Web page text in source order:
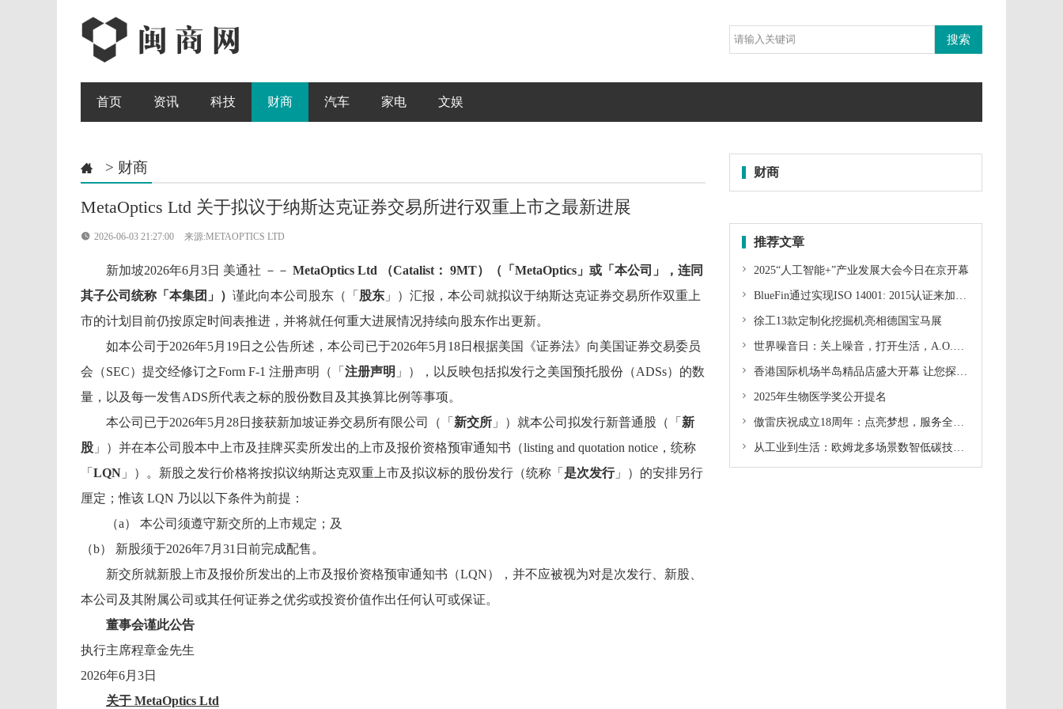
首页 资讯 科技 财商 汽车 家电 文娱
 > 财商
MetaOptics Ltd 关于拟议于纳斯达克证券交易所进行双重上市之最新进展
 2026-06-03 21:27:00 来源:METAOPTICS LTD
新加坡2026年6月3日 美通社 －－ MetaOptics Ltd （Catalist： 9MT） （「 MetaOptics 」或「本公司」，连同
其子公司统称「本集团」） 谨此向本公司股东（「 股东 」）汇报，本公司就拟议于纳斯达克证券交易所作双重上
市的计划 目前仍按原定时间表推进，并将就任何重大进展情况持续向股东作出更新。
如本公司于2026年5月19日之公告所述，本公司已于2026年5月18日根据美国《证券法》向美国证券交易委员
会（SEC）提交经修订之Form F‑1 注册声明（「 注册声明 」），以反映包括拟发行之美国预托股份（ADSs）的数
量，以及每一发售ADS所代表之标的股份数目及其换算比例等事项。
本公司已于2026年5月28日接获新加坡证券交易所有限公司（「 新交所 」）就本公司拟发行新普通股（「 新
股 」）并在本公司股本中上市及挂牌买卖所发出的上市及报价资格预审通知书（listing and quotation notice，统称
「 LQN 」）。新股之发行价格将按拟议纳斯达克双重上市及拟议标的股份发行（统称「 是次发行」）的安排另行
厘定；惟该 LQN 乃以以下条件为前提：
（a） 本公司须遵守新交所的上市规定；及
（b） 新股须于2026年7月31日前完成配售。
新交所就新股上市及报价所发出的上市及报价资格预审通知书（LQN），并不应被视为对是次发行、新股、
本公司及其附属公司或其任何证券之优劣或投资价值作出任何认可或保证。
董事会谨此公告
执行主席程章金先生
2026年6月3日
关于 MetaOptics Ltd
财商
推荐文章
 2025“人工智能+”产业发展大会今日在京开幕
 BlueFin通过实现ISO 14001: 2015认证来加强环境责任承诺
 徐工13款定制化挖掘机亮相德国宝马展
 世界噪音日：关上噪音，打开生活，A.O.史密斯智慧「瀞」厨房的新魔法
 香港国际机场半岛精品店盛大开幕 让您探索奢华新体验
 2025年生物医学奖公开提名
 傲雷庆祝成立18周年：点亮梦想，服务全球超2000万用户
 从工业到生活：欧姆龙多场景数智低碳技术"电"亮2025慕尼黑上海电子展